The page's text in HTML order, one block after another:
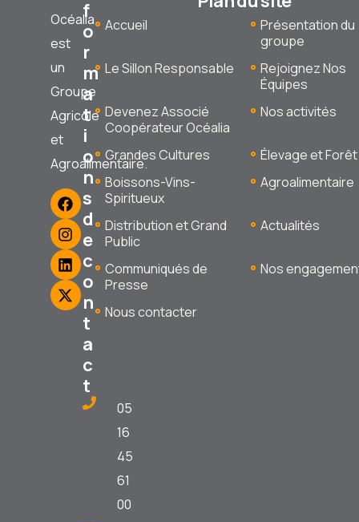
Océalia
est
un
Groupe
Agricole
et
Agroalimentaire.
f
o
r
m
a
t
i
o
n
s
d
e
c
o
n
t
a
c
t
05
16
45
61
00
Accueil
Présentation du
groupe
Le Sillon Responsable
Rejoignez Nos
Équipes
Devenez Associé
Coopérateur Océalia
Nos activités
Grandes Cultures
Élevage et Forêt
Boissons-Vins-
Spiritueux
Agroalimentaire
Distribution et Grand
Public
Actualités
Communiqués de
Presse
Nos
Nous contacter